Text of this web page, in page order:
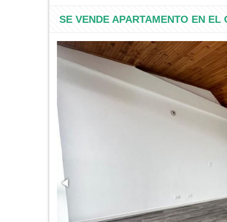
SE VENDE APARTAMENTO EN EL